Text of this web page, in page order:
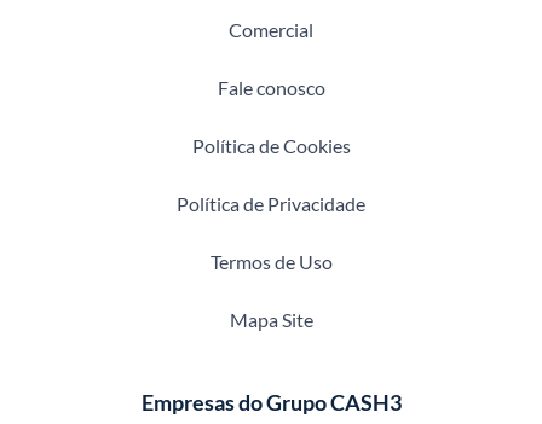
Comercial
Fale conosco
Política de Cookies
Política de Privacidade
Termos de Uso
Mapa Site
Empresas do Grupo CASH3